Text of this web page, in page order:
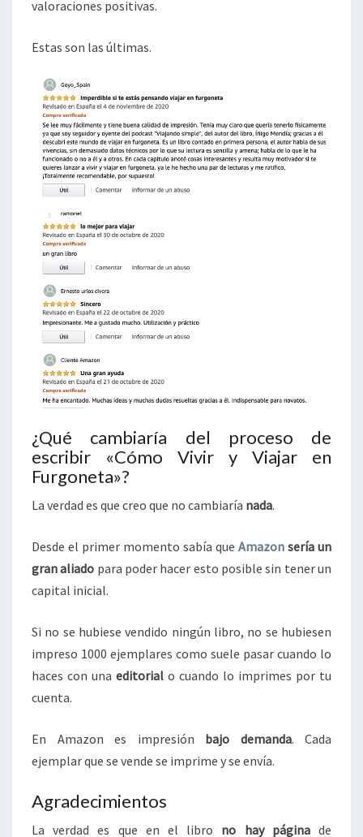
valoraciones positivas.
Estas son las últimas.
¿Qué cambiaría del proceso de
escribir «Cómo Vivir y Viajar en
Furgoneta»?
La verdad es que creo que no cambiaría nada.
Desde el primer momento sabía que Amazon sería un
gran aliado para poder hacer esto posible sin tener un
capital inicial.
Si no se hubiese vendido ningún libro, no se hubiesen
impreso 1000 ejemplares como suele pasar cuando lo
haces con una editorial o cuando lo imprimes por tu
cuenta.
En Amazon es impresión bajo demanda. Cada
ejemplar que se vende se imprime y se envía.
Agradecimientos
La verdad es que en el libro no hay páginade